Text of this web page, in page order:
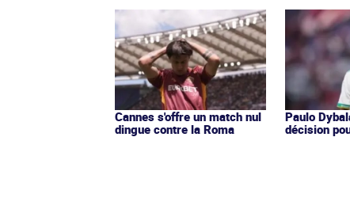
Cannes s'offre un match nul
dingue contre la Roma
Paulo
décision